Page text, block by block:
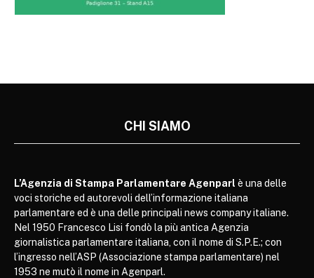
CHI SIAMO
L’Agenzia di Stampa Parlamentare Agenparl è una delle
voci storiche ed autorevoli dell’informazione italiana
parlamentare ed è una delle principali news company italiane.
Nel 1950 Francesco Lisi fondò la più antica Agenzia
giornalistica parlamentare italiana, con il nome di S.P.E.; con
l’ingresso nell’ASP (Associazione stampa parlamentare) nel
1953 ne mutò il nome in Agenparl.